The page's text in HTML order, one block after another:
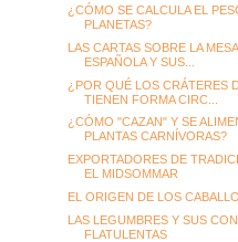
¿CÓMO SE CALCULA EL
PLANETAS?
LAS CARTAS SOBRE LA
ESPAÑOLA Y SUS...
¿POR QUÉ LOS CRÁTERES
TIENEN FORMA CIRC...
¿CÓMO "CAZAN" Y SE
PLANTAS CARNÍVORAS?
EXPORTADORES DE
EL MIDSOMMAR
EL ORIGEN DE LOS
LAS LEGUMBRES Y SUS
FLATULENTAS